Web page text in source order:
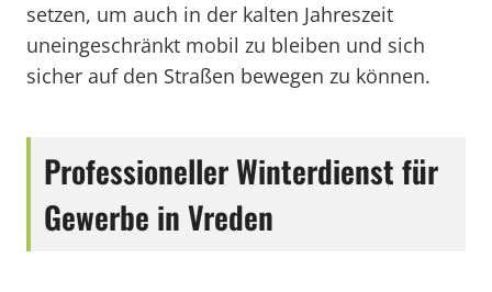
setzen, um auch in der kalten Jahreszeit
uneingeschränkt mobil zu bleiben und sich
sicher auf den Straßen bewegen zu können.
Professioneller Winterdienst für
Gewerbe in Vreden